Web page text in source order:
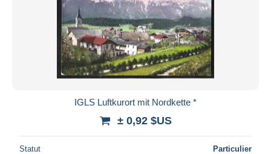
IGLS Luftkurort mit Nordkette *
± 0,92 $US
Statut Particulier